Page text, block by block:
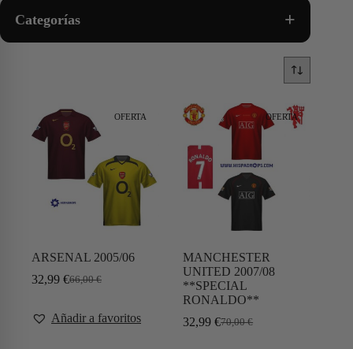
Categorías +
OFERTA
ARSENAL 2005/06
66,00€
32,99 €
Añadir a favoritos
OFERTA
MANCHESTER
UNITED 2007/08
**SPECIAL
RONALDO**
70,00€
32,99€